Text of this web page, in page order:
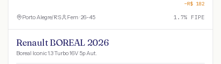
−R$ 182
Porto Alegre/RS Fem · 26-45 1.7% FIPE
Renault BOREAL 2026
Boreal Iconic 1.3 Turbo 16V 5p Aut.